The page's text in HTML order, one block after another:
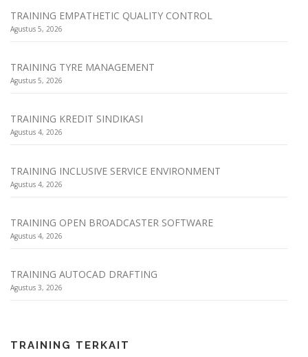
TRAINING EMPATHETIC QUALITY CONTROL
Agustus 5, 2026
TRAINING TYRE MANAGEMENT
Agustus 5, 2026
TRAINING KREDIT SINDIKASI
Agustus 4, 2026
TRAINING INCLUSIVE SERVICE ENVIRONMENT
Agustus 4, 2026
TRAINING OPEN BROADCASTER SOFTWARE
Agustus 4, 2026
TRAINING AUTOCAD DRAFTING
Agustus 3, 2026
TRAINING TERKAIT